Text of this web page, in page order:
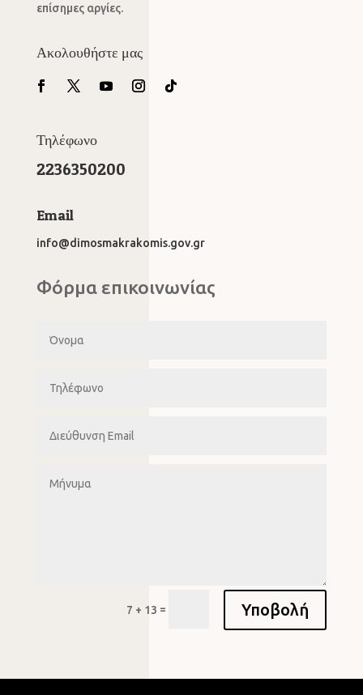
επίσημες αργίες.
Ακολουθήστε μας
Τηλέφωνο
2236350200
Email
info@dimosmakrakomis.gov.gr
Φόρμα επικοινωνίας
7 + 13 = Υποβολή